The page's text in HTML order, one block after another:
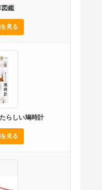
図鑑
見る
らしい鳩時計
見る